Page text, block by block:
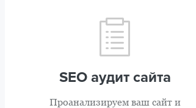
SEO аудит сайта
Проанализируем ваш сайт и